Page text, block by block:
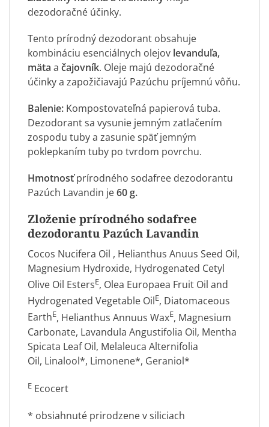
dezodoračné účinky.
Tento prírodný dezodorant obsahuje
kombináciu esenciálnych olejov levanduľa,
mäta a čajovník. Oleje majú dezodoračné
účinky a zapožičiavajú Pazúchu príjemnú vôňu.
Balenie: Kompostovateľná papierová tuba.
Dezodorant sa vysunie jemným zatlačením
zospodu tuby a zasunie späť jemným
poklepkaním tuby po tvrdom povrchu.
Hmotnosťprírodného sodafree dezodorantu
Pazúch Lavandin je60 g.
Zloženie prírodného sodafree
dezodorantu Pazúch Lavandin
Cocos Nucifera Oil , Helianthus Anuus Seed Oil,
Magnesium Hydroxide, Hydrogenated Cetyl
Olive Oil EstersE, Olea Europaea Fruit Oil and
Hydrogenated Vegetable OilE, Diatomaceous
EarthE, Helianthus Annuus WaxE, Magnesium
Carbonate, Lavandula Angustifolia Oil, Mentha
Spicata Leaf Oil, Melaleuca Alternifolia
Oil, Linalool*, Limonene*, Geraniol*
E Ecocert
* obsiahnuté prirodzene v siliciach